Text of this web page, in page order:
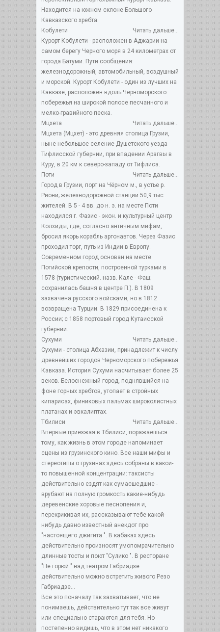
Находится на южном склоне Большого
Кавказcкого хребта.
Читать дальше...
Кобулети
Курорт Кобулети - расположен в Аджарии на
самом берегу Черного моря в 24 километрах от
города Батуми. Пути сообщения:
железнодорожный, автомобильный, воздушный
и морской. Курорт Кобулети - один из лучших на
Кавказе, расположен вдоль Черноморского
побережья на широкой полосе песчанного и
мелко-гравийного песка.
Читать дальше...
Мцхета
Мцхета (Мцхет) - это древняя столица Грузии,
ныне небольшое селение Душетского уезда
Тифлисской губернии, при впадении Арагвы в
Куру, в 20 км к северо-западу от Тифлиса.
Читать дальше...
Поти
Город в Грузии, порт на Чёрном м., в устье р.
Риони; железнодорожной станции 50,9 тыс.
жителей. В 5 - 4 вв. до н. э. на месте Поти
находился г. Фазис - экон. и культурный центр
Колхиды, где, согласно античным мифам,
бросил якорь корабль аргонавтов. Через Фазис
проходил торг, путь из Индии в Европу.
Современном город основан на месте
Потийской крепости, построенной турками в
1578 (туристический. назв. Кале - Фаш;
сохранилась башня в центре П.). В 1809
захвачена русского войсками, но в 1812
возвращена Турции. В 1829 присоединена к
России; с 1858 портовый город Кутаисской
губернии.
Читать дальше...
Сухуми
Сухуми - столица Абхазии, принадлежит к числу
древнейших городов Черноморского побережья
Кавказа. История Сухуми насчитывает более 25
веков. Белоснежный город, поднявшийся на
фоне горных хребтов, утопает в стройных
кипарисах, финиковых пальмах широколистных
платанах и эвкалиптах.
Читать дальше...
Тбилиси
Впервые приезжая в Тбилиси, поражаешься
тому, как жизнь в этом городе напоминает
сцены из грузинского кино. Все наши мифы и
стереотипы о грузинах здесь собраны в какой-
то повышенной концентрации: таксисты
действительно ездят как сумасшедшие -
врубают на полную громкость какие-нибудь
деревенские хоровые песнопения и,
перекрикивая их, рассказывают тебе какой-
нибудь давно известный анекдот про
"настоящего джигита ". В кабаках здесь
действительно произносят умопомрачительно
длинные тосты и поют "Сулико ". В ресторане
"Не горюй " над театром Габриадзе
действительно можно встретить живого Резо
Габриадзе…
Все это поначалу так захватывает, что не
понимаешь, действительно тут так все живут
или специально стараются для тебя. Но
постепенно видишь, что в этом нет никакого